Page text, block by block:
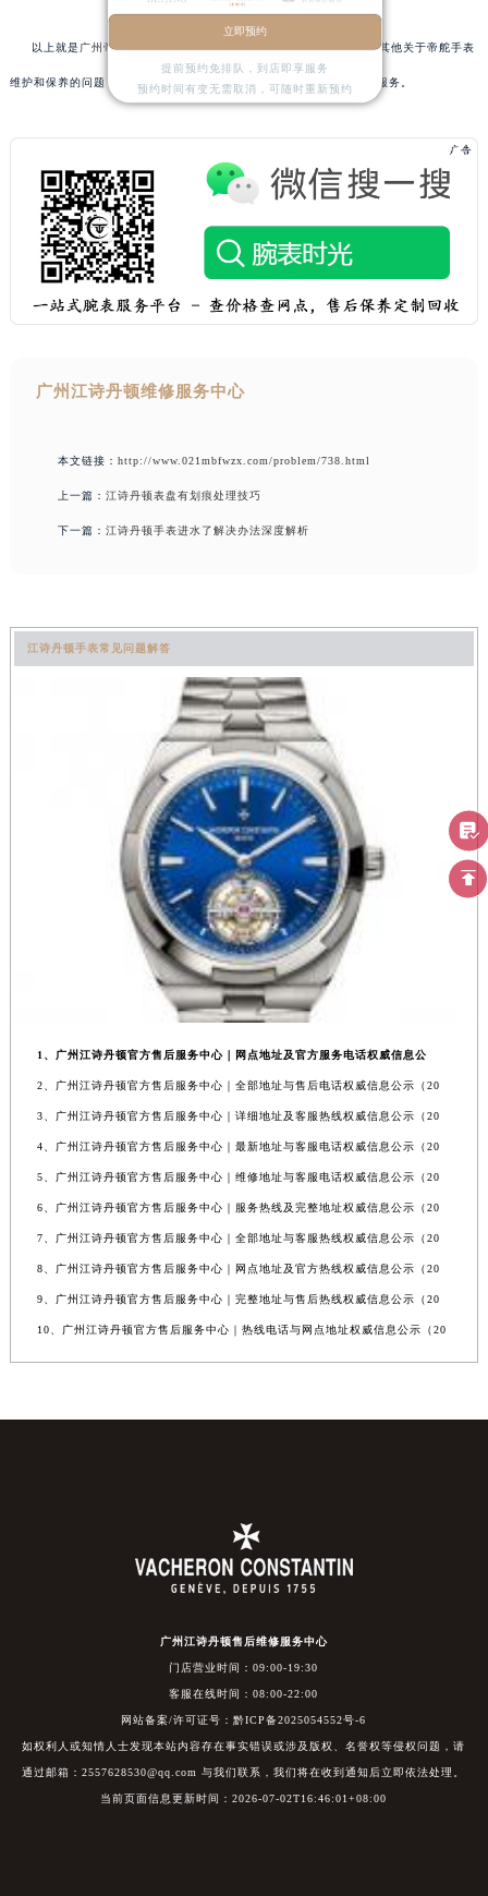
以上就是 广州帝舵售后服务中心为您分享的精彩内容。如果您还有其他关于帝舵手表
维护和保养的问题，可以拨打页面400电话进行咨询，我们将竭诚为您服务。
广州江诗丹顿维修服务中心
本文链接： http://www.021mbfwzx.com/problem/738.html
上一篇： 江诗丹顿表盘有划痕处理技巧
下一篇： 江诗丹顿手表进水了解决办法深度解析
江诗丹顿手表常见问题解答
1、广州江诗丹顿官方售后服务中心｜网点地址及官方服务电话权威信息公
2、广州江诗丹顿官方售后服务中心｜全部地址与售后电话权威信息公示（20
3、广州江诗丹顿官方售后服务中心｜详细地址及客服热线权威信息公示（20
4、广州江诗丹顿官方售后服务中心｜最新地址与客服电话权威信息公示（20
5、广州江诗丹顿官方售后服务中心｜维修地址与客服电话权威信息公示（20
6、广州江诗丹顿官方售后服务中心｜服务热线及完整地址权威信息公示（20
7、广州江诗丹顿官方售后服务中心｜全部地址与客服热线权威信息公示（20
8、广州江诗丹顿官方售后服务中心｜网点地址及官方热线权威信息公示（20
9、广州江诗丹顿官方售后服务中心｜完整地址与售后热线权威信息公示（20
10、广州江诗丹顿官方售后服务中心｜热线电话与网点地址权威信息公示（20
广州江诗丹顿售后维修服务中心
门店营业时间：09:00-19:30
客服在线时间：08:00-22:00
网站备案/许可证号：黔ICP备2025054552号-6
如权利人或知情人士发现本站内容存在事实错误或涉及版权、名誉权等侵权问题，请
通过邮箱：2557628530@qq.com 与我们联系，我们将在收到通知后立即依法处理。
当前页面信息更新时间：2026-07-02T16:46:01+08:00
立即预约
提前预约免排队，到店即享服务
预约时间有变无需取消，可随时重新预约